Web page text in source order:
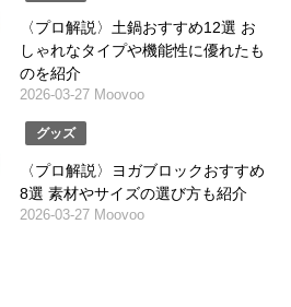
〈プロ解説〉土鍋おすすめ12選 お
しゃれなタイプや機能性に優れたも
のを紹介
2026-03-27 Moovoo
グッズ
〈プロ解説〉ヨガブロックおすすめ
8選 素材やサイズの選び方も紹介
2026-03-27 Moovoo